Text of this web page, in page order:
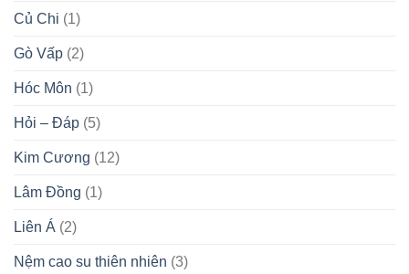
Củ Chi (1)
Gò Vấp (2)
Hóc Môn (1)
Hỏi – Đáp (5)
Kim Cương (12)
Lâm Đồng (1)
Liên Á (2)
Nệm cao su thiên nhiên (3)